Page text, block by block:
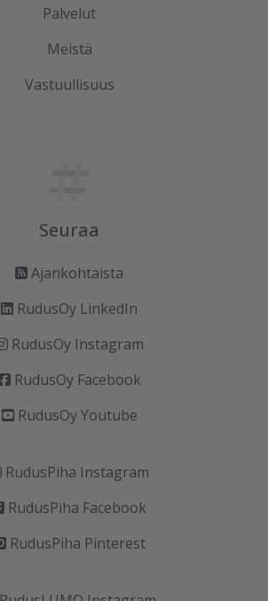
Palvelut
Meistä
Vastuullisuus
Seuraa
Ajankohtaista
RudusOy LinkedIn
RudusOy Instagram
RudusOy Facebook
RudusOy Youtube
RudusPiha Instagram
RudusPiha Facebook
RudusPiha Pinterest